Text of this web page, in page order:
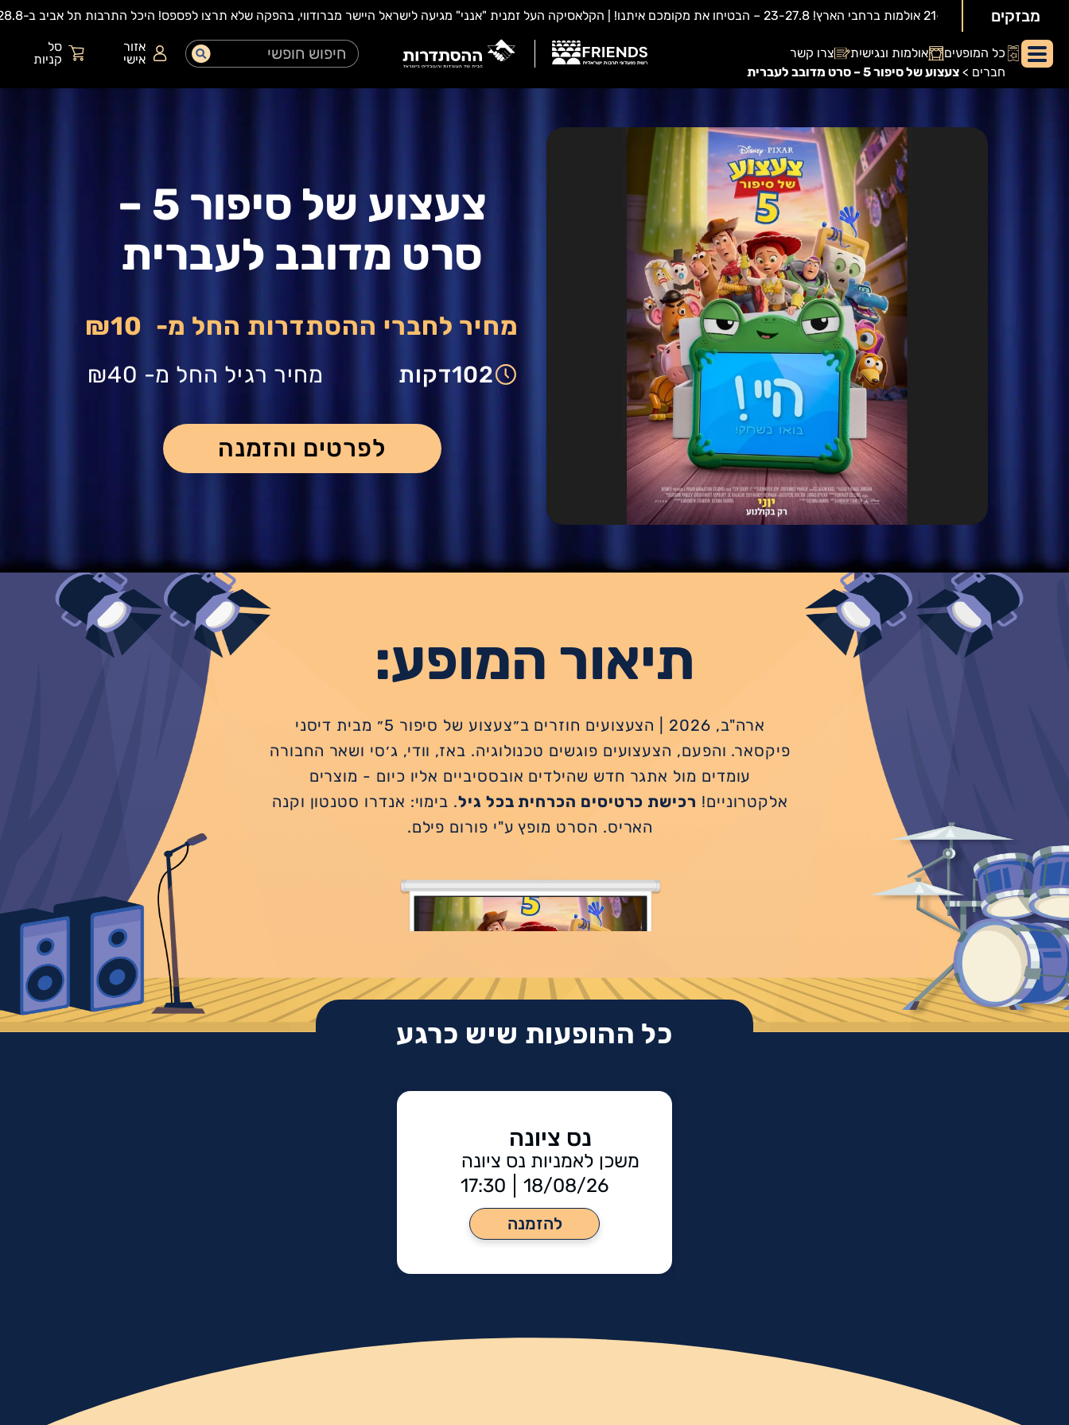
מבזקים
כל המופעים אולמות ונגישות צרו קשר
אזור
אישי
סל
קניות
חברים > צעצוע של סיפור 5 – סרט מדובב לעברית
תיאור
המופע:
צעצוע של סיפור 5 –
סרט מדובב לעברית
מחיר לחברי ההסתדרות החל מ- ₪10
מחיר רגיל החל מ- ₪40 102דקות
לפרטים והזמנה
תיאור המופע:
ארה"ב, 2026 | הצעצועים חוזרים ב״צעצוע של סיפור 5״ מבית דיסני
פיקסאר. והפעם, הצעצועים פוגשים טכנולוגיה. באז, וודי, ג׳סי ושאר החבורה
עומדים מול אתגר חדש שהילדים אובססיביים אליו כיום - מוצרים
אלקטרוניים! רכישת כרטיסים הכרחית בכל גיל. בימוי: אנדרו סטנטון וקנה
האריס. הסרט מופץ ע"י פורום פילם.
כל ההופעות שיש כרגע
נס ציונה
משכן לאמניות נס ציונה
18/08/26
17:30
להזמנה